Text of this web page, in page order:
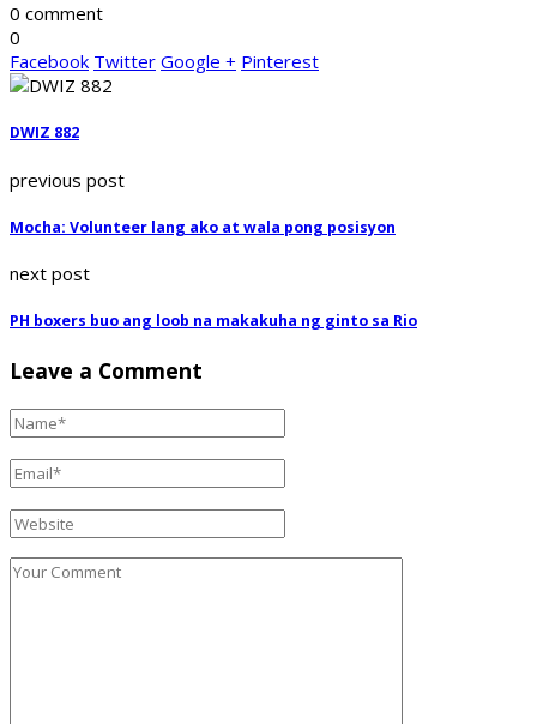
0 comment
0
Facebook Twitter Google + Pinterest
DWIZ 882
previous post
Mocha: Volunteer lang ako at wala pong posisyon
next post
PH boxers buo ang loob na makakuha ng ginto sa Rio
Leave a Comment